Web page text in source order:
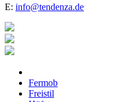
E: info@tendenza.de
Fermob
Freistil